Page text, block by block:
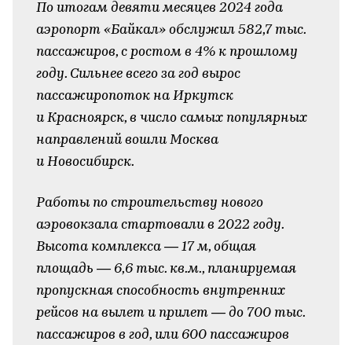
По итогам девяти месяцев 2024 года
аэропорт «Байкал» обслужил 582,7 тыс.
пассажиров, с ростом в 4% к прошлому
году. Сильнее всего за год вырос
пассажиропоток на Иркутск
и Красноярск, в число самых популярных
направлений вошли Москва
и Новосибирск.
Работы по строительству нового
аэровокзала стартовали в 2022 году.
Высота комплекса — 17 м, общая
площадь — 6,6 тыс. кв.м., планируемая
пропускная способность внутренних
рейсов на вылет и прилет — до 700 тыс.
пассажиров в год, или 600 пассажиров